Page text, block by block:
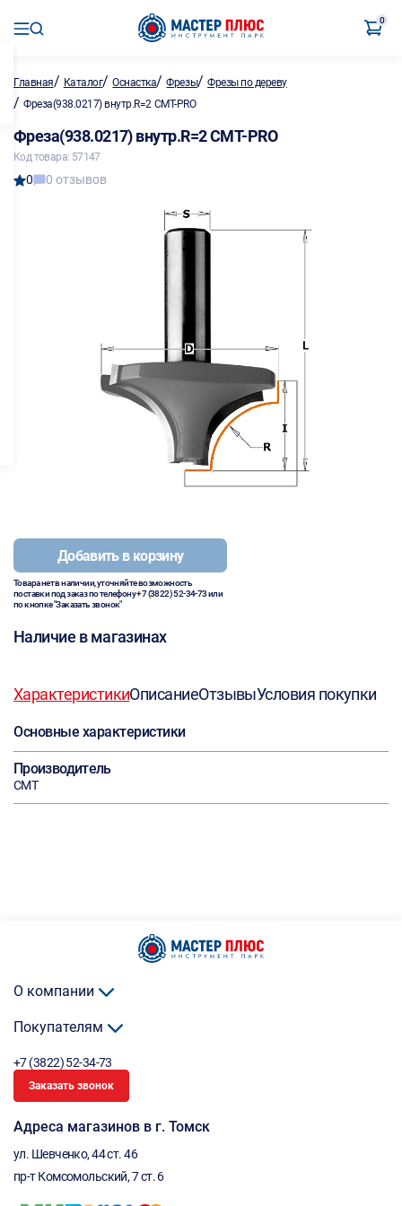
0
Главная/ Каталог/Оснастка/Фрезы/Фрезы по дереву
/ Фреза(938.0217) внутр.R=2 CMT-PRO
Фреза(938.0217) внутр.R=2 CMT-PRO
Код товара: 57147
0 0 отзывов
Добавить в корзину
Товара нет в наличии, уточняйте возможность
поставки под заказ по телефону+7 (3822) 52-34-73или
по кнопке "Заказать звонок"
Наличие в магазинах
ХарактеристикиОписаниеОтзывыУсловия покупки
Основные характеристики
Производитель
CMT
О компании
Покупателям
+7 (3822) 52-34-73
Заказать звонок
Адреса магазинов в г. Томск
ул. Шевченко, 44 ст. 46
пр-т Комсомольский, 7 ст. 6